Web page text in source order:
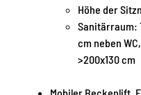
Höhe der
Sanitärraum:
cm neben
>200x130 cm